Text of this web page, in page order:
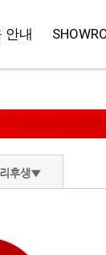
안내
후생▼